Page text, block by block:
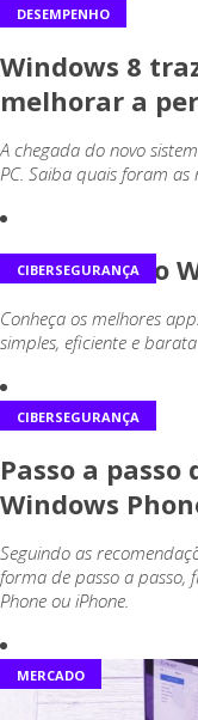
DESEMPENHO
Windows 8
melhorar a
A chegada do novo
PC. Saiba quais foram
CIBERSEGURANÇA
Tudo sobre o
Conheça os melhores
simples, eficiente e barata
CIBERSEGURANÇA
Passo a passo
Windows
Seguindo as
forma de passo a passo,
Phone ou iPhone.
MERCADO